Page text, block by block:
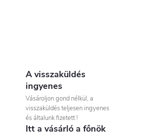
A visszaküldés
ingyenes
Vásároljon gond nélkül, a
visszaküldés teljesen ingyenes
és általunk fizetett !
Itt a vásárló a főnök